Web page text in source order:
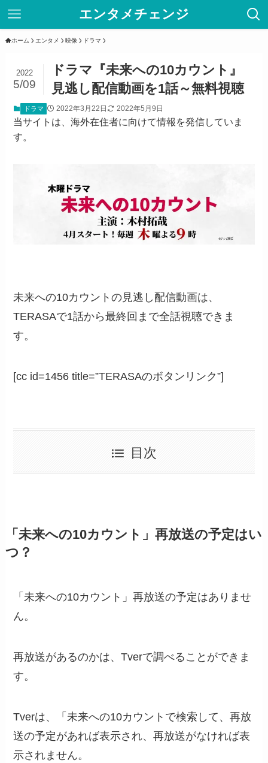
エンタメチェンジ
ホーム エンタメ 映像 ドラマ
ドラマ『未来への10カウント』
見逃し配信動画を1話～無料視聴
2022
5/09
ドラマ 2022年3月22日 2022年5月9日
当サイトは、海外在住者に向けて情報を発信していま
す。
未来への10カウントの見逃し配信動画は、
TERASAで1話から最終回まで全話視聴できま
す。
[cc id=1456 title=”TERASAのボタンリンク”]
目次
「未来への10カウント」再放送の予定はい
つ？
「未来への10カウント」再放送の予定はありませ
ん。
再放送があるのかは、Tverで調べることができま
す。
Tverは、「未来への10カウントで検索して、再放
送の予定があれば表示され、再放送がなければ表
示されません。